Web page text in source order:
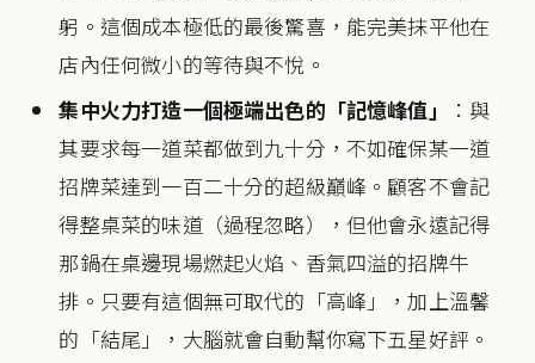
躬。這個成本極低的最後驚喜，能完美抹平他在
店內任何微小的等待與不悅。
集中火力打造一個極端出色的「記憶峰值」
：與
其要求每一道菜都做到九十分，不如確保某一道
招牌菜達到一百二十分的超級巔峰。顧客不會記
得整桌菜的味道（過程忽略），但他會永遠記得
那鍋在桌邊現場燃起火焰、香氣四溢的招牌牛
排。只要有這個無可取代的「高峰」，加上溫馨
的「結尾」，大腦就會自動幫你寫下五星好評。